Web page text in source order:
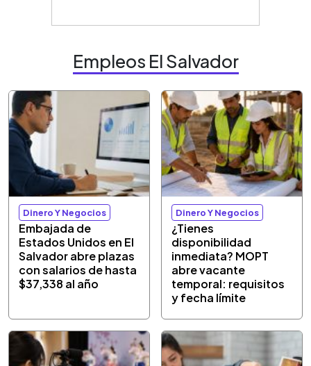
Empleos El Salvador
Dinero Y Negocios
Embajada de
Estados Unidos en El
Salvador abre plazas
con salarios de hasta
$37,338 al año
Dinero Y Negocios
¿Tienes
disponibilidad
inmediata? MOPT
abre vacante
temporal: requisitos
y fecha límite